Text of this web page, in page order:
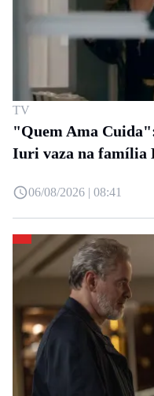
TV
"Quem Ama
Iuri vaza na família
06/08/2026 | 08:41